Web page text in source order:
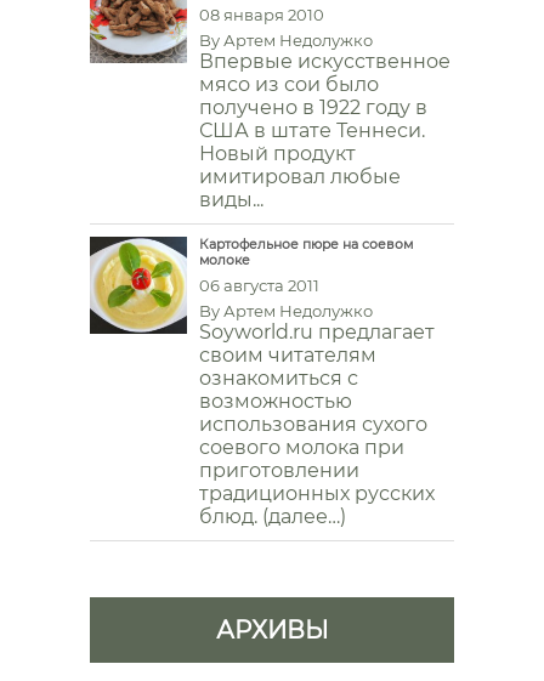
08 января 2010
By Артем Недолужко
Впервые искусственное
мясо из сои было
получено в 1922 году в
США в штате Теннеси.
Новый продукт
имитировал любые
виды...
Картофельное пюре на соевом
молоке
06 августа 2011
By Артем Недолужко
Soyworld.ru предлагает
своим читателям
ознакомиться с
возможностью
использования сухого
соевого молока при
приготовлении
традиционных русских
блюд. (далее…)
АРХИВЫ